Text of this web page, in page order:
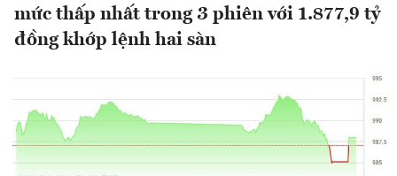
mức thấp nhất trong 3 phiên với 1.877,9 tỷ
đồng khớp lệnh hai sàn